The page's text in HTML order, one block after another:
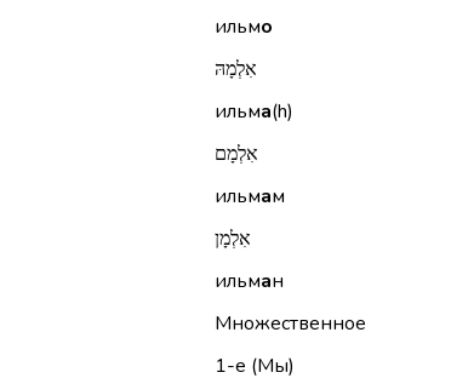
ильмо
אִלְמָהּ
ильма(h)
אִלְמָם
ильмам
אִלְמָן
ильман
Множественное
1-е (Мы)